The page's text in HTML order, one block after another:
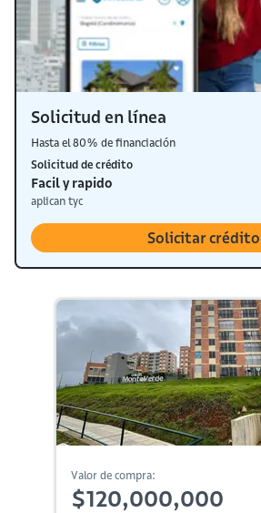
Solicitud en línea
Hasta el 80% de financiación
Solicitud de crédito
Facil y rapido
aplican tyc
Solicitar crédito
Valor de compra:
$120,000,000